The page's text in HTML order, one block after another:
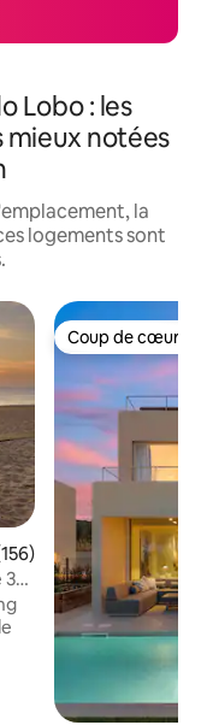
Lobo : les
mieux notées
la
logements sont
aimés
de 4,92 sur 5,
3
Coup de cœur
Coup de cœur